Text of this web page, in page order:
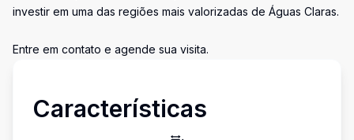
investir em uma das regiões mais valorizadas de Águas Claras.
Entre em contato e agende sua visita.
Características